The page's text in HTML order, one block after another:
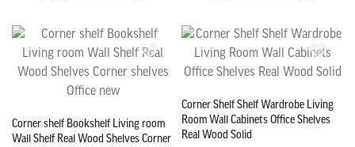
Corner shelf Bookshelf Living room
Wall Shelf Real Wood Shelves Corner
Corner Shelf Shelf Wardrobe Living
Room Wall Cabinets Office Shelves
Real Wood Solid